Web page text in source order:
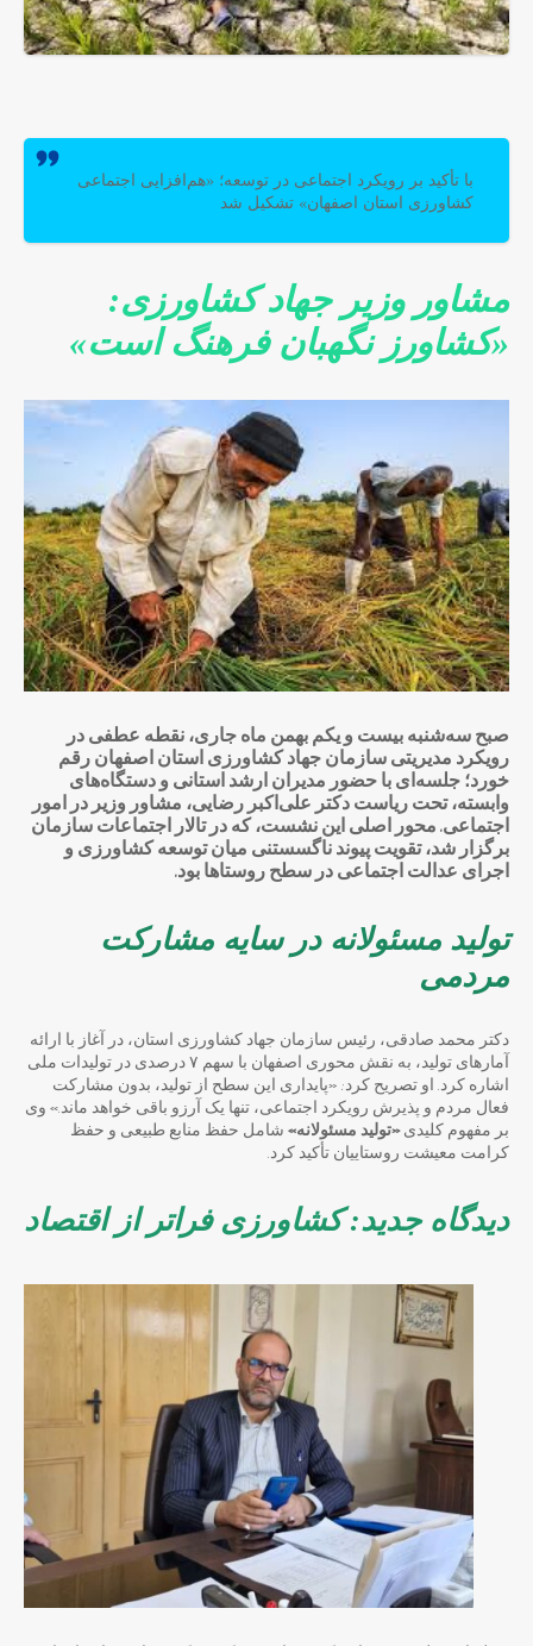
با تأکید بر رویکرد اجتماعی در توسعه؛ «هم‌افزایی اجتماعی
کشاورزی استان اصفهان» تشکیل شد
مشاور وزیر جهاد کشاورزی:
«کشاورز نگهبان فرهنگ است»
صبح سه‌شنبه بیست و یکم بهمن ماه جاری، نقطه عطفی در
رویکرد مدیریتی سازمان جهاد کشاورزی استان اصفهان رقم
خورد؛ جلسه‌ای با حضور مدیران ارشد استانی و دستگاه‌های
وابسته، تحت ریاست دکتر علی‌اکبر رضایی، مشاور وزیر در امور
اجتماعی. محور اصلی این نشست، که در تالار اجتماعات سازمان
برگزار شد، تقویت پیوند ناگسستنی میان توسعه کشاورزی و
اجرای عدالت اجتماعی در سطح روستاها بود.
تولید مسئولانه در سایه مشارکت
مردمی
دکتر محمد صادقی، رئیس سازمان جهاد کشاورزی استان، در آغاز با ارائه
آمارهای تولید، به نقش محوری اصفهان با سهم ۷ درصدی در تولیدات ملی
اشاره کرد. او تصریح کرد: «پایداری این سطح از تولید، بدون مشارکت
فعال مردم و پذیرش رویکرد اجتماعی، تنها یک آرزو باقی خواهد ماند.» وی
بر مفهوم کلیدی«تولید مسئولانه» شامل حفظ منابع طبیعی و حفظ
کرامت معیشت روستاییان تأکید کرد.
دیدگاه جدید: کشاورزی فراتر از اقتصاد